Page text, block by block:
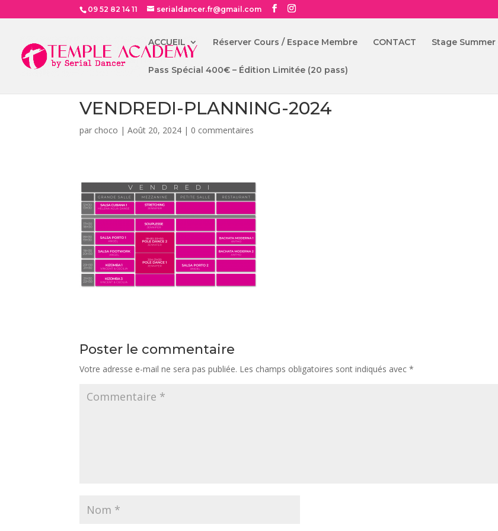
09 52 82 14 11 serialdancer.fr@gmail.com
ACCUEIL Réserver Cours / Espace Membre CONTACT Stage Summer
Pass Spécial 400€ – Édition Limitée (20 pass)
VENDREDI-PLANNING-2024
par choco |Août 20, 2024 | 0 commentaires
Poster le commentaire
Votre adresse e-mail ne sera pas publiée. Les champs obligatoires sont indiqués avec*